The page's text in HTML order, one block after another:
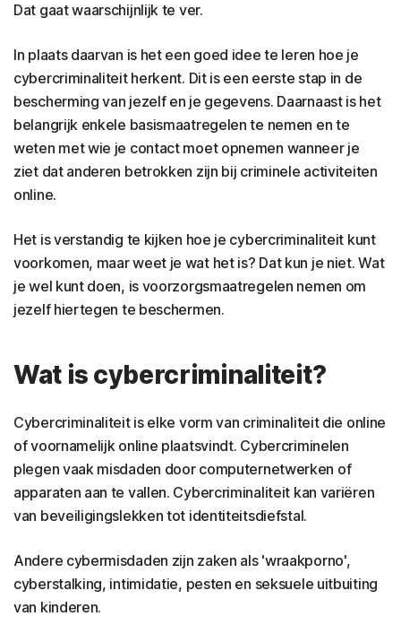
Dat gaat waarschijnlijk te ver.
In plaats daarvan is het een goed idee te leren hoe je
cybercriminaliteit herkent. Dit is een eerste stap in de
bescherming van jezelf en je gegevens. Daarnaast is het
belangrijk enkele basismaatregelen te nemen en te
weten met wie je contact moet opnemen wanneer je
ziet dat anderen betrokken zijn bij criminele activiteiten
online.
Het is verstandig te kijken hoe je cybercriminaliteit kunt
voorkomen, maar weet je wat het is? Dat kun je niet. Wat
je wel kunt doen, is voorzorgsmaatregelen nemen om
jezelf hiertegen te beschermen.
Wat is cybercriminaliteit?
Cybercriminaliteit is elke vorm van criminaliteit die online
of voornamelijk online plaatsvindt. Cybercriminelen
plegen vaak misdaden door computernetwerken of
apparaten aan te vallen. Cybercriminaliteit kan variëren
van beveiligingslekken tot identiteitsdiefstal.
Andere cybermisdaden zijn zaken als 'wraakporno',
cyberstalking, intimidatie, pesten en seksuele uitbuiting
van kinderen.